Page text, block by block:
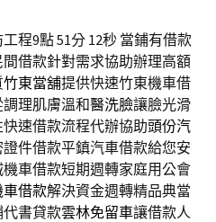
程9點 51分 12秒 當鋪有借款
間借款針對需求協助辦理高額
竹東當舖提供快速竹東機車借
理肌膚溫和醫洗臉讓臉光滑
速借款流程代辦協助頭份汽
件借款平鎮汽車借款給您安
車借款短期週轉家庭用公會
借款解決資金週轉精品典當
書貸款雲林免留車讓借款人